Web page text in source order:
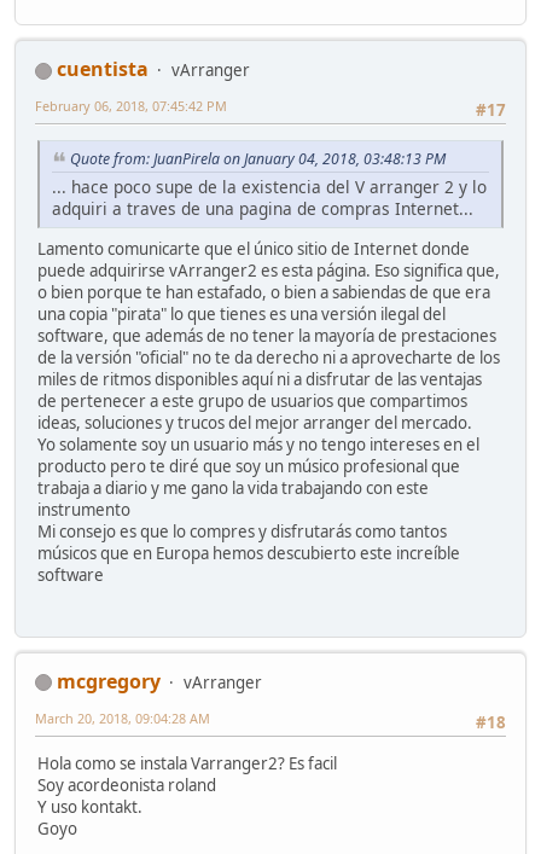
cuentista
vArranger
#17
February 06, 2018, 07:45:42 PM
Quote from: JuanPirela on January 04, 2018, 03:48:13 PM
... hace poco supe de la existencia del V arranger 2 y lo
adquiri a traves de una pagina de compras Internet...
Lamento comunicarte que el único sitio de Internet donde
puede adquirirse vArranger2 es esta página. Eso significa que,
o bien porque te han estafado, o bien a sabiendas de que era
una copia "pirata" lo que tienes es una versión ilegal del
software, que además de no tener la mayoría de prestaciones
de la versión "oficial" no te da derecho ni a aprovecharte de los
miles de ritmos disponibles aquí ni a disfrutar de las ventajas
de pertenecer a este grupo de usuarios que compartimos
ideas, soluciones y trucos del mejor arranger del mercado.
Yo solamente soy un usuario más y no tengo intereses en el
producto pero te diré que soy un músico profesional que
trabaja a diario y me gano la vida trabajando con este
instrumento
Mi consejo es que lo compres y disfrutarás como tantos
músicos que en Europa hemos descubierto este increíble
software
mcgregory
vArranger
#18
March 20, 2018, 09:04:28 AM
Hola como se instala Varranger2? Es facil
Soy acordeonista roland
Y uso kontakt.
Goyo